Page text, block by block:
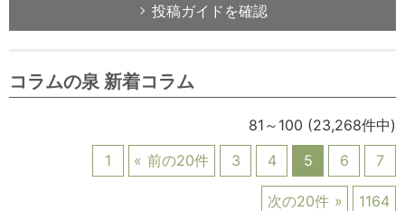
投稿ガイドを確認
コラムの泉 新着コラム
81～100 (23,268件中)
1
前の20件 3 4 5 6 7
次の20件 1164